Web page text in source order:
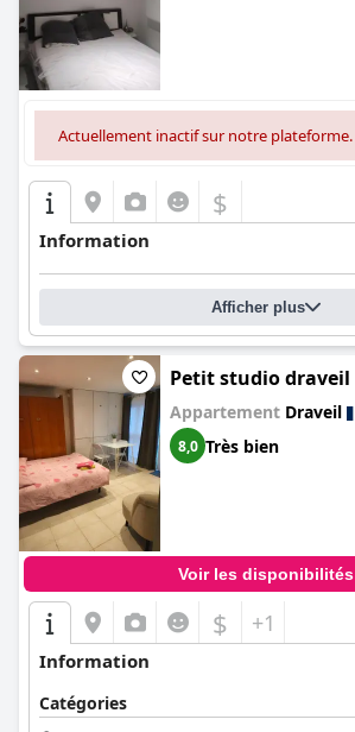
Actuellement inactif sur notre plateforme.
$
Information
Afficher plus
Petit studio draveil
Appartement Draveil
8,0 Très bien
Voir les disponibilités
$ +1
Information
Catégories